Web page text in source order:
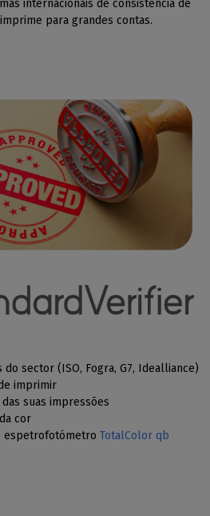
internacionais de consistência de
para grandes contas.
sector (ISO, Fogra, G7, Idealliance)
imprimir
suas impressões
cor
espetrofotómetro TotalColor qb